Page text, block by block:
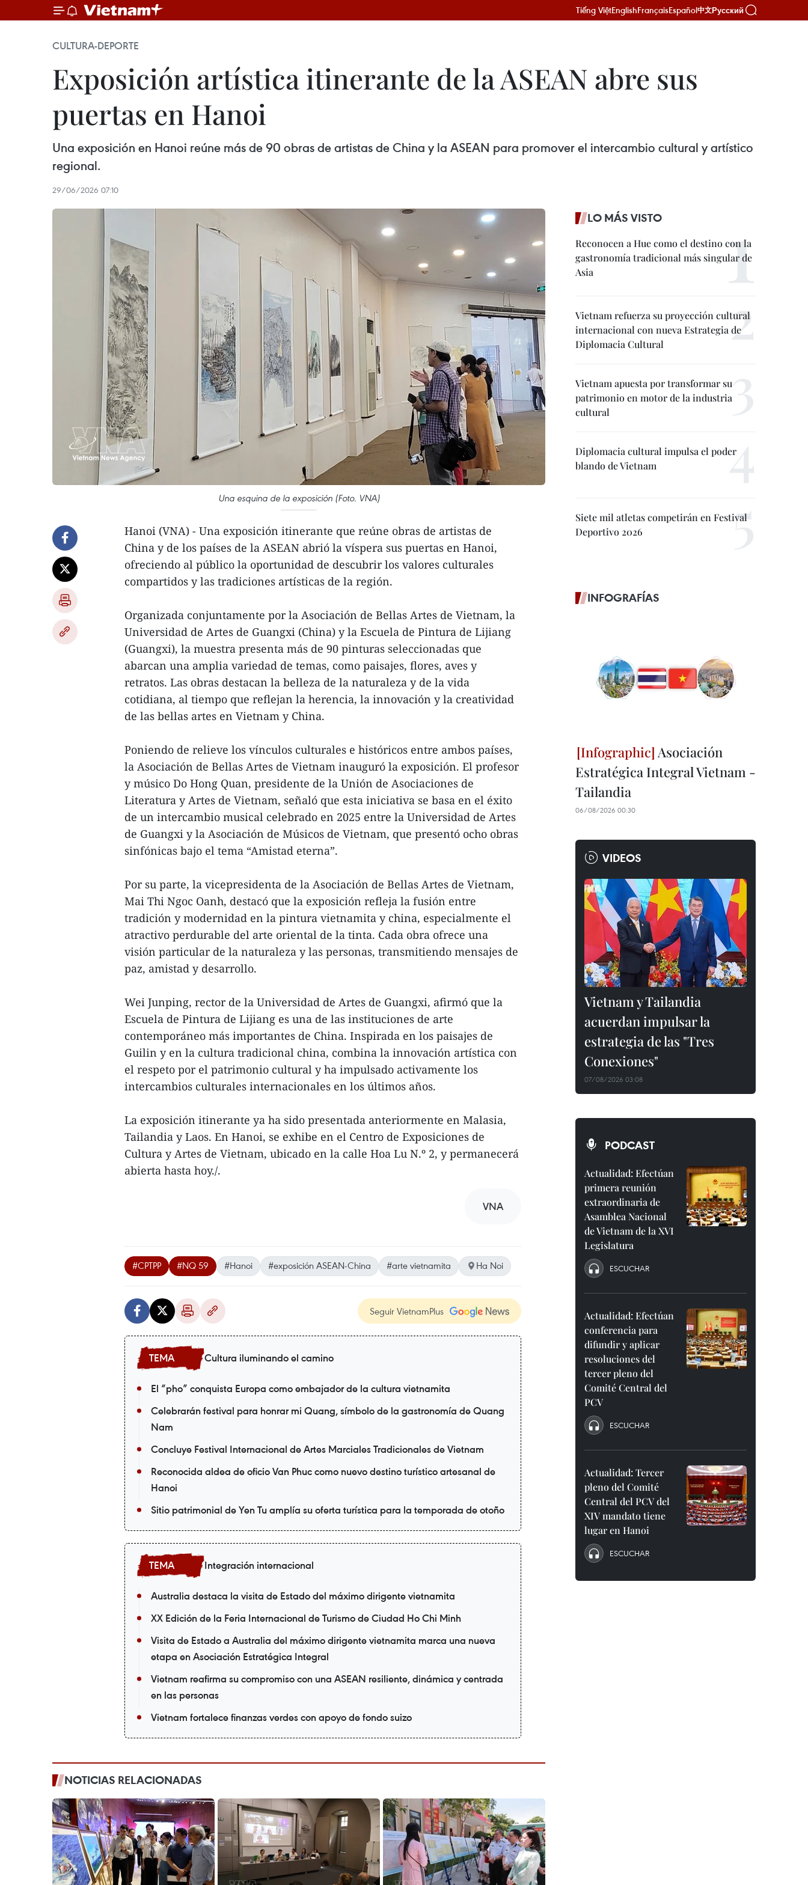
Tiếng ViệtEnglishFrançaisEspañol中文Русский
CULTURA-DEPORTE
Exposición artística itinerante de la ASEAN abre sus
puertas en Hanoi
Una exposición en Hanoi reúne más de 90 obras de artistas de China y la ASEAN para promover el intercambio cultural y artístico
regional.
29/06/2026 07:10
Una esquina de la exposición (Foto. VNA)
Hanoi (VNA) - Una exposición itinerante que reúne obras de artistas de
China y de los países de la ASEAN abrió la víspera sus puertas en Hanoi,
ofreciendo al público la oportunidad de descubrir los valores culturales
compartidos y las tradiciones artísticas de la región.
Organizada conjuntamente por la Asociación de Bellas Artes de Vietnam, la
Universidad de Artes de Guangxi (China) y la Escuela de Pintura de Lijiang
(Guangxi), la muestra presenta más de 90 pinturas seleccionadas que
abarcan una amplia variedad de temas, como paisajes, flores, aves y
retratos. Las obras destacan la belleza de la naturaleza y de la vida
cotidiana, al tiempo que reflejan la herencia, la innovación y la creatividad
de las bellas artes en Vietnam y China.
Poniendo de relieve los vínculos culturales e históricos entre ambos países,
la Asociación de Bellas Artes de Vietnam inauguró la exposición. El profesor
y músico Do Hong Quan, presidente de la Unión de Asociaciones de
Literatura y Artes de Vietnam, señaló que esta iniciativa se basa en el éxito
de un intercambio musical celebrado en 2025 entre la Universidad de Artes
de Guangxi y la Asociación de Músicos de Vietnam, que presentó ocho obras
sinfónicas bajo el tema “Amistad eterna”.
Por su parte, la vicepresidenta de la Asociación de Bellas Artes de Vietnam,
Mai Thi Ngoc Oanh, destacó que la exposición refleja la fusión entre
tradición y modernidad en la pintura vietnamita y china, especialmente el
atractivo perdurable del arte oriental de la tinta. Cada obra ofrece una
visión particular de la naturaleza y las personas, transmitiendo mensajes de
paz, amistad y desarrollo.
Wei Junping, rector de la Universidad de Artes de Guangxi, afirmó que la
Escuela de Pintura de Lijiang es una de las instituciones de arte
contemporáneo más importantes de China. Inspirada en los paisajes de
Guilin y en la cultura tradicional china, combina la innovación artística con
el respeto por el patrimonio cultural y ha impulsado activamente los
intercambios culturales internacionales en los últimos años.
La exposición itinerante ya ha sido presentada anteriormente en Malasia,
Tailandia y Laos. En Hanoi, se exhibe en el Centro de Exposiciones de
Cultura y Artes de Vietnam, ubicado en la calle Hoa Lu N.º 2, y permanecerá
abierta hasta hoy./.
VNA
#CPTPP #NQ 59 #Hanoi #exposición ASEAN-China #arte vietnamita Ha Noi
Seguir VietnamPlus
Cultura iluminando el camino
El “pho” conquista Europa como embajador de la cultura vietnamita
Celebrarán festival para honrar mi Quang, símbolo de la gastronomía de Quang
Nam
Concluye Festival Internacional de Artes Marciales Tradicionales de Vietnam
Reconocida aldea de oficio Van Phuc como nuevo destino turístico artesanal de
Hanoi
Sitio patrimonial de Yen Tu amplía su oferta turística para la temporada de otoño
Integración internacional
Australia destaca la visita de Estado del máximo dirigente vietnamita
XX Edición de la Feria Internacional de Turismo de Ciudad Ho Chi Minh
Visita de Estado a Australia del máximo dirigente vietnamita marca una nueva
etapa en Asociación Estratégica Integral
Vietnam reafirma su compromiso con una ASEAN resiliente, dinámica y centrada
en las personas
Vietnam fortalece finanzas verdes con apoyo de fondo suizo
NOTICIAS RELACIONADAS
LO MÁS VISTO
Reconocen a Hue como el destino con la
gastronomía tradicional más singular de
Asia
Vietnam refuerza su proyección cultural
internacional con nueva Estrategia de
Diplomacia Cultural
Vietnam apuesta por transformar su
patrimonio en motor de la industria
cultural
Diplomacia cultural impulsa el poder
blando de Vietnam
Siete mil atletas competirán en Festival
Deportivo 2026
INFOGRAFÍAS
Asociación
Estratégica Integral Vietnam -
Tailandia
06/08/2026 00:30
VIDEOS
Vietnam y Tailandia
acuerdan impulsar la
estrategia de las "Tres
Conexiones"
07/08/2026 03:08
PODCAST
Actualidad: Efectúan
primera reunión
extraordinaria de
Asamblea Nacional
de Vietnam de la XVI
Legislatura
ESCUCHAR
Actualidad: Efectúan
conferencia para
difundir y aplicar
resoluciones del
tercer pleno del
Comité Central del
PCV
ESCUCHAR
Actualidad: Tercer
pleno del Comité
Central del PCV del
XIV mandato tiene
lugar en Hanoi
ESCUCHAR